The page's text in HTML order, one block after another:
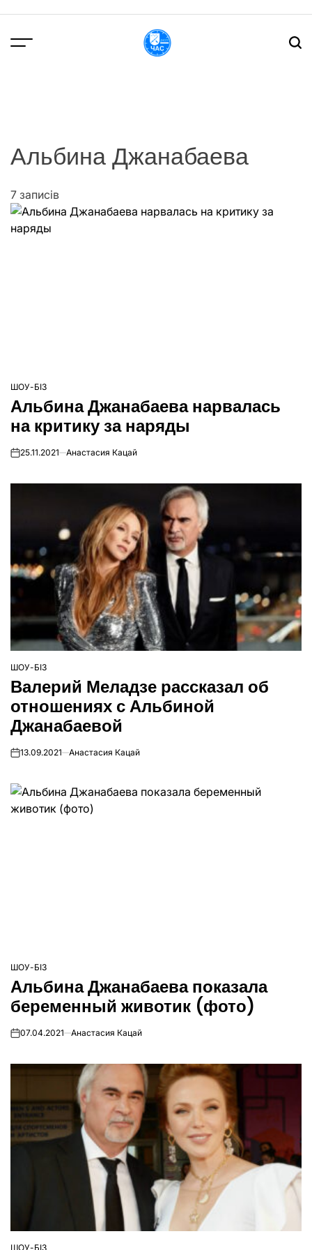
вмісту
Альбина Джанабаева
7 записів
ОПУБЛІКУВАТИ
У
ШОУ-БІЗ
Альбина Джанабаева нарвалась
на критику за наряды
on25.11.2021 Анастасия Кацай
ОПУБЛІКУВАТИ
У
ШОУ-БІЗ
Валерий Меладзе рассказал об
отношениях с Альбиной
Джанабаевой
on13.09.2021 Анастасия Кацай
ОПУБЛІКУВАТИ
У
ШОУ-БІЗ
Альбина Джанабаева показала
беременный животик (фото)
on07.04.2021 Анастасия Кацай
ШОУ-БІЗ